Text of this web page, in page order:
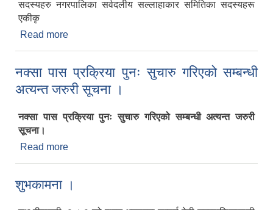
सदस्यहरु नगरपालिका सर्वदलीय सल्लाहाकार समितिका सदस्यहरू
एकीकृ
Read more
नक्सा पास प्रक्रिया पुनः सुचारु गरिएको सम्बन्धी
अत्यन्त जरुरी सूचना ।
नक्सा पास प्रक्रिया पुनः सुचारु गरिएको सम्बन्धी अत्यन्त जरुरी
सूचना।
Read more
शुभकामना ।